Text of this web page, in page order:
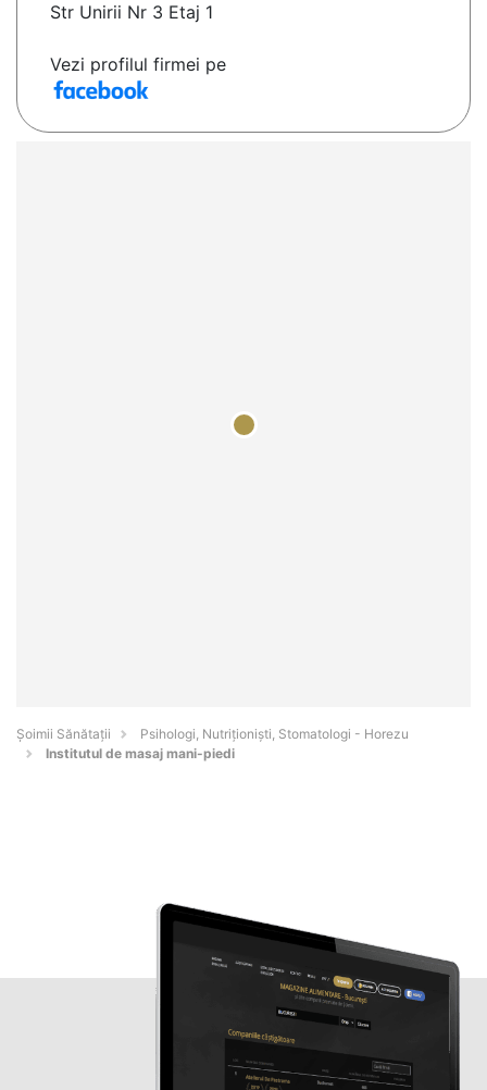
Str Unirii Nr 3 Etaj 1
Vezi profilul firmei pe
Şoimii Sănătații
Psihologi, Nutriționiști, Stomatologi - Horezu
Institutul de masaj mani-piedi